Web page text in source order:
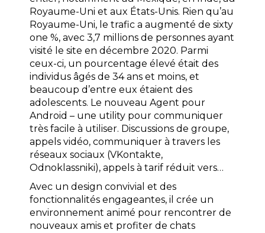
Royaume-Uni et aux États-Unis. Rien qu’au
Royaume-Uni, le trafic a augmenté de sixty
one %, avec 3,7 millions de personnes ayant
visité le site en décembre 2020. Parmi
ceux-ci, un pourcentage élevé était des
individus âgés de 34 ans et moins, et
beaucoup d’entre eux étaient des
adolescents. Le nouveau Agent pour
Android – une utility pour communiquer
très facile à utiliser. Discussions de groupe,
appels vidéo, communiquer à travers les
réseaux sociaux (VKontakte,
Odnoklassniki), appels à tarif réduit vers…
Avec un design convivial et des
fonctionnalités engageantes, il crée un
environnement animé pour rencontrer de
nouveaux amis et profiter de chats